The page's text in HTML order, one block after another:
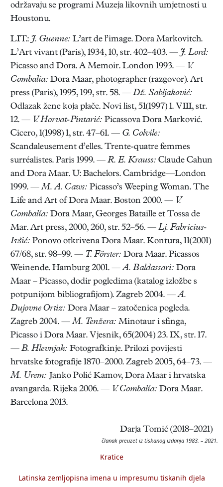
održavaju se programi Muzeja likovnih umjetnosti u
Houstonu.
LIT.: J. Guenne: L’art de l’image. Dora Markovitch.
L’Art vivant (Paris), 1934, 10, str. 402–403. — J. Lord:
Picasso and Dora. A Memoir. London 1993. — V.
Combalía: Dora Maar, photographer (razgovor). Art
press (Paris), 1995, 199, str. 58. — Dž. Sabljaković:
Odlazak žene koja plače. Novi list, 51(1997) 1. VIII, str.
12. — V. Horvat-Pintarić: Picassova Dora Marković.
Cicero, 1(1998) 1, str. 47–61. — G. Colvile:
Scandaleusement d’elles. Trente-quatre femmes
surréalistes. Paris 1999. — R. E. Krauss: Claude Cahun
and Dora Maar. U: Bachelors. Cambridge—London
1999. —M. A. Caws: Picasso’s Weeping Woman. The
Life and Art of Dora Maar. Boston 2000. — V.
Combalía: Dora Maar, Georges Bataille et Tossa de
Mar. Art press, 2000, 260, str. 52–56. — Lj. Fabricius-
Ivšić: Ponovo otkrivena Dora Maar. Kontura, 11(2001)
67/68, str. 98–99. — T. Förster: Dora Maar. Picassos
Weinende. Hamburg 2001. —A. Baldassari: Dora
Maar – Picasso, dodir pogledima (katalog izložbe s
potpunijom bibliografijom). Zagreb 2004. —A.
Dujovne Ortiz: Dora Maar – zatočenica pogleda.
Zagreb 2004. —M. Tenžera: Minotaur i sfinga,
Picasso i Dora Maar. Vjesnik, 65(2004) 23. IX, str. 17.
— B. Hlevnjak: Fotografkinje. Prilozi povijesti
hrvatske fotografije 1870–2000. Zagreb 2005, 64–73. —
M. Urem: Janko Polić Kamov, Dora Maar i hrvatska
avangarda. Rijeka 2006. — V. Combalía: Dora Maar.
Barcelona 2013.
Darja Tomić (2018–2021)
članak preuzet iz tiskanog izdanja 1983. – 2021.
Kratice
Latinska zemljopisna imena u impresumu tiskanih djela